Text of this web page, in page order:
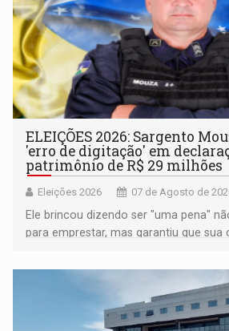
ELEIÇÕES 2026: Sargento
'erro de digitação' em
patrimônio de R$ 29 milhões
Eleições 2026 07 de Agosto de
Ele brincou dizendo ser "uma pena"
para emprestar, mas garantiu que sua